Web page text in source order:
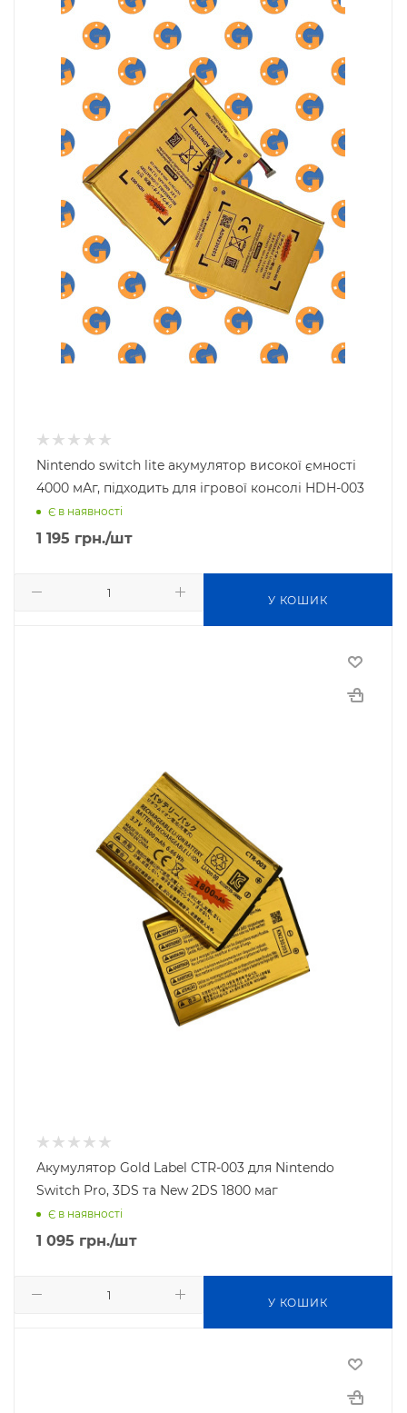
Nintendo switch lite акумулятор високої ємності
4000 мАг, підходить для ігрової консолі HDH-003
Є в наявності
1 195 грн./шт
У КОШИК
Акумулятор Gold Label CTR-003 для Nintendo
Switch Pro, 3DS та New 2DS 1800 маг
Є в наявності
1 095 грн./шт
У КОШИК